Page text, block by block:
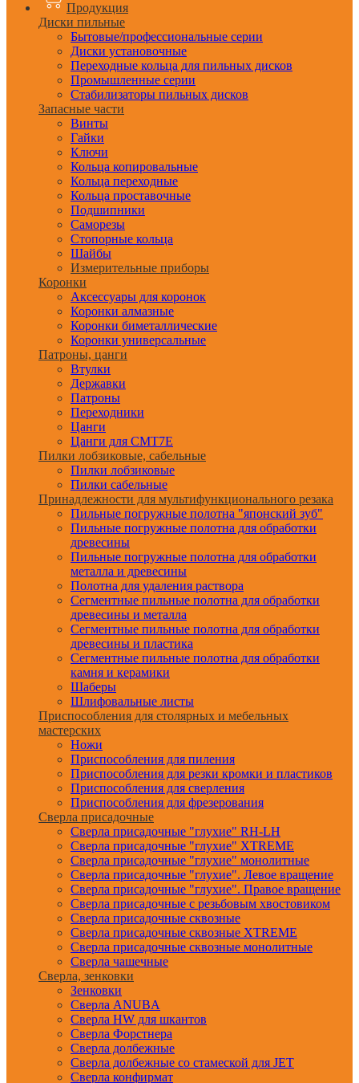
Продукция
Диски пильные
Бытовые/профессиональные серии
Диски установочные
Переходные кольца для пильных дисков
Промышленные серии
Стабилизаторы пильных дисков
Запасные части
Винты
Гайки
Ключи
Кольца копировальные
Кольца переходные
Кольца проставочные
Подшипники
Саморезы
Стопорные кольца
Шайбы
Измерительные приборы
Коронки
Аксессуары для коронок
Коронки алмазные
Коронки биметаллические
Коронки универсальные
Патроны, цанги
Втулки
Державки
Патроны
Переходники
Цанги
Цанги для CMT7E
Пилки лобзиковые, сабельные
Пилки лобзиковые
Пилки сабельные
Принадлежности для мультифункционального резака
Пильные погружные полотна "японский зуб"
Пильные погружные полотна для обработки
древесины
Пильные погружные полотна для обработки
металла и древесины
Полотна для удаления раствора
Сегментные пильные полотна для обработки
древесины и металла
Сегментные пильные полотна для обработки
древесины и пластика
Сегментные пильные полотна для обработки
камня и керамики
Шаберы
Шлифовальные листы
Приспособления для столярных и мебельных
мастерских
Ножи
Приспособления для пиления
Приспособления для резки кромки и пластиков
Приспособления для сверления
Приспособления для фрезерования
Сверла присадочные
Сверла присадочные "глухие" RH-LH
Сверла присадочные "глухие" XTREME
Сверла присадочные "глухие" монолитные
Сверла присадочные "глухие". Левое вращение
Сверла присадочные "глухие". Правое вращение
Сверла присадочные с резьбовым хвостовиком
Сверла присадочные сквозные
Сверла присадочные сквозные XTREME
Сверла присадочные сквозные монолитные
Сверла чашечные
Сверла, зенковки
Зенковки
Сверла ANUBA
Сверла HW для шкантов
Сверла Форстнера
Сверла долбежные
Сверла долбежные со стамеской для JET
Сверла конфирмат